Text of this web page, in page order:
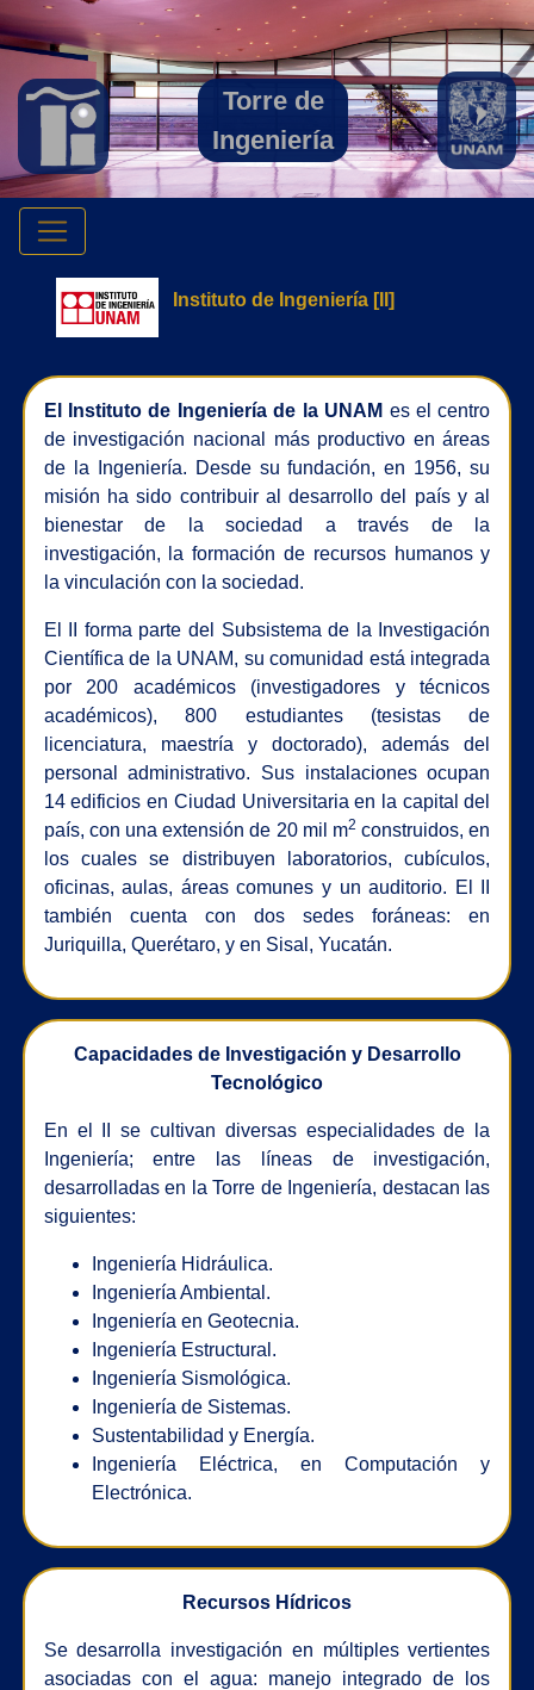
Torre de
Ingeniería
Instituto de Ingeniería [II]
El Instituto de Ingeniería de la UNAM es el centro
de investigación nacional más productivo en áreas
de la Ingeniería. Desde su fundación, en 1956, su
misión ha sido contribuir al desarrollo del país y al
bienestar de la sociedad a través de la
investigación, la formación de recursos humanos y
la vinculación con la sociedad.
El II forma parte del Subsistema de la Investigación
Científica de la UNAM, su comunidad está integrada
por 200 académicos (investigadores y técnicos
académicos), 800 estudiantes (tesistas de
licenciatura, maestría y doctorado), además del
personal administrativo. Sus instalaciones ocupan
14 edificios en Ciudad Universitaria en la capital del
país, con una extensión de 20 mil m2 construidos, en
los cuales se distribuyen laboratorios, cubículos,
oficinas, aulas, áreas comunes y un auditorio. El II
también cuenta con dos sedes foráneas: en
Juriquilla, Querétaro, y en Sisal, Yucatán.
Capacidades de Investigación y Desarrollo
Tecnológico
En el II se cultivan diversas especialidades de la
Ingeniería; entre las líneas de investigación,
desarrolladas en la Torre de Ingeniería, destacan las
siguientes:
Ingeniería Hidráulica.
Ingeniería Ambiental.
Ingeniería en Geotecnia.
Ingeniería Estructural.
Ingeniería Sismológica.
Ingeniería de Sistemas.
Sustentabilidad y Energía.
Ingeniería Eléctrica, en Computación y
Electrónica.
Recursos Hídricos
Se desarrolla investigación en múltiples vertientes
asociadas con el agua: manejo integrado de los